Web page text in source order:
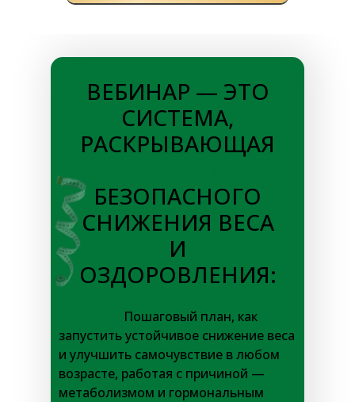
ВЕБИНАР — ЭТО
СИСТЕМА,
РАСКРЫВАЮЩАЯ
БЕЗОПАСНОГО
СНИЖЕНИЯ ВЕСА
И
ОЗДОРОВЛЕНИЯ:
Пошаговый план, как
запустить устойчивое снижение веса
и улучшить самочувствие в любом
возрасте, работая с причиной —
метаболизмом и гормональным